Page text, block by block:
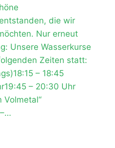
die wir
Nur erneut
Unsere Wasserkurse
Zeiten statt:
– 18:45
– 20:30 Uhr
Volmetal“